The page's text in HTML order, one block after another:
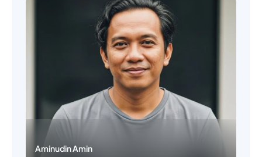
Aminudin Amin